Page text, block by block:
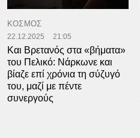
ΚΟΣΜΟΣ
22.12.2025 21:05
Και Βρετανός στα «βήματα»
του Πελικό: Νάρκωνε και
βίαζε επί χρόνια τη σύζυγό
του, μαζί με πέντε
συνεργούς